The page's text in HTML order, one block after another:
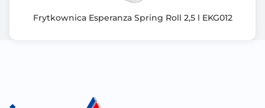
Frytkownica Esperanza Spring Roll 2,5 l EKG012